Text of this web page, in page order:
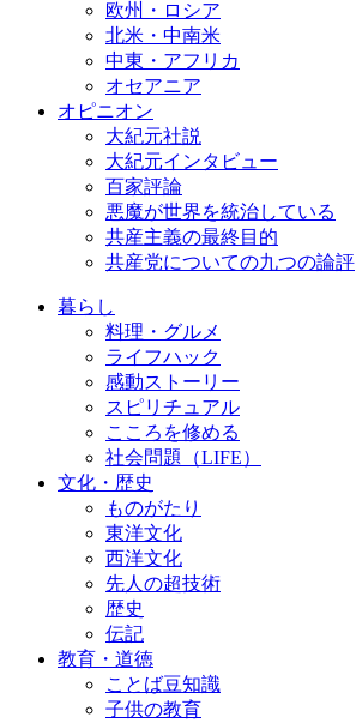
欧州・ロシア
北米・中南米
中東・アフリカ
オセアニア
オピニオン
大紀元社説
大紀元インタビュー
百家評論
悪魔が世界を統治している
共産主義の最終目的
共産党についての九つの論評
暮らし
料理・グルメ
ライフハック
感動ストーリー
スピリチュアル
こころを修める
社会問題（LIFE）
文化・歴史
ものがたり
東洋文化
西洋文化
先人の超技術
歴史
伝記
教育・道徳
ことば豆知識
子供の教育